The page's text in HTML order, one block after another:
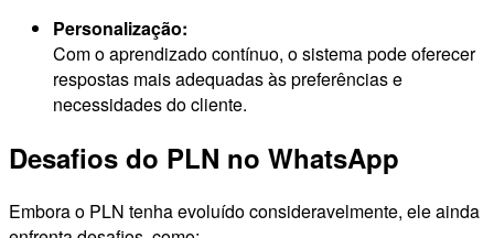
Personalização:
Com o aprendizado contínuo, o sistema pode oferecer
respostas mais adequadas às preferências e
necessidades do cliente.
Desafios do PLN no WhatsApp
Embora o PLN tenha evoluído consideravelmente, ele ainda